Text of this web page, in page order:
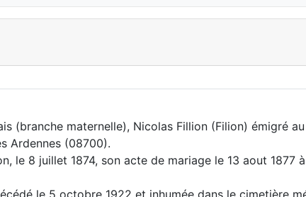
(branche maternelle), Nicolas Fillion (Filion) émigré au
Ardennes (08700).
le 8 juillet 1874, son acte de mariage le 13 aout 1877
le 5 octobre 1922 et inhumée dans le cimetière